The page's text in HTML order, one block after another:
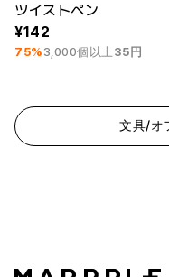
ツイストペン
142
75% 3,000個以上 35円
文具/オ